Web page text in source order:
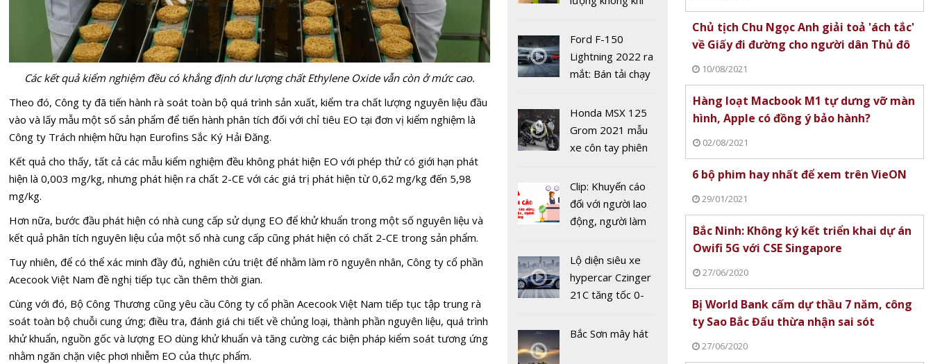
Các kết quả kiểm nghiệm đều có khẳng định dư lượng chất Ethylene Oxide vẫn còn ở mức cao.
Theo đó, Công ty đã tiến hành rà soát toàn bộ quá trình sản xuất, kiểm tra chất lượng nguyên liệu đầu
vào và lấy mẫu một số sản phẩm để tiến hành phân tích đối với chỉ tiêu EO tại đơn vị kiểm nghiệm là
Công ty Trách nhiệm hữu hạn Eurofins Sắc Ký Hải Đăng.
Kết quả cho thấy, tất cả các mẫu kiểm nghiệm đều không phát hiện EO với phép thử có giới hạn phát
hiện là 0,003 mg/kg, nhưng phát hiện ra chất 2-CE với các giá trị phát hiện từ 0,62 mg/kg đến 5,98
mg/kg.
Hơn nữa, bước đầu phát hiện có nhà cung cấp sử dụng EO để khử khuẩn trong một số nguyên liệu và
kết quả phân tích nguyên liệu của một số nhà cung cấp cũng phát hiện có chất 2-CE trong sản phẩm.
Tuy nhiên, để có thể xác minh đầy đủ, nghiên cứu triệt để nhằm làm rõ nguyên nhân, Công ty cổ phần
Acecook Việt Nam đề nghị tiếp tục cần thêm thời gian.
Cùng với đó, Bộ Công Thương cũng yêu cầu Công ty cổ phần Acecook Việt Nam tiếp tục tập trung rà
soát toàn bộ chuỗi cung ứng; điều tra, đánh giá chi tiết về chủng loại, thành phần nguyên liệu, quá trình
khử khuẩn, nguồn gốc và lượng EO dùng khử khuẩn và tăng cường các biện pháp kiểm soát tương ứng
nhằm ngăn chặn việc phơi nhiễm EO của thực phẩm.
nhất để xem trên
VieON
Bắc Ninh: Không
dự án Owifi 5G
với CSE Singapore
19
Ford F-150
Lightning 2022 ra
mắt: Bán tải chạy
chưa đến 40 nghìn
USD
Honda MSX 125
Grom 2021 mẫu
xe côn tay phiên
Clip: Khuyến cáo
đối với người lao
động, người làm
hàng tại khu dịch
vụ trong dịch
Covid-19
Lộ diện siêu xe
hypercar Czinger
21C tăng tốc 0-
2 giây
Bắc Sơn mây hát
Chủ tịch Chu Ngọc Anh giải toả 'ách tắc'
về Giấy đi đường cho người dân Thủ đô
10/08/2021
Hàng loạt Macbook M1 tự dưng vỡ màn
hình, Apple có đồng ý bảo hành?
02/08/2021
6 bộ phim hay nhất để xem trên VieON
29/01/2021
Bắc Ninh: Không ký kết triển khai dự án
Owifi 5G với CSE Singapore
27/06/2020
Bị World Bank cấm dự thầu 7 năm, công
ty Sao Bắc Đẩu thừa nhận sai sót
27/06/2020